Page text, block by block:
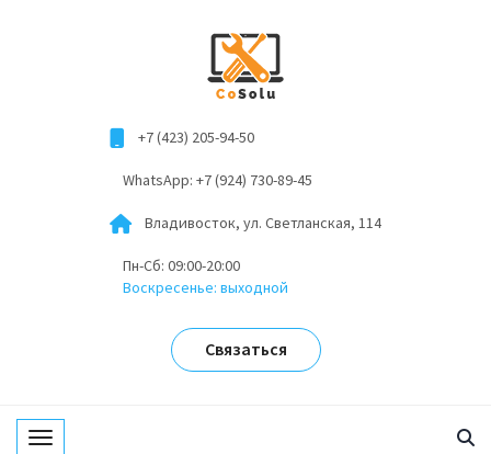
+7 (423) 205-94-50
WhatsApp: +7 (924) 730-89-45
Владивосток, ул. Светланская, 114
Пн-Сб: 09:00-20:00
Воскресенье: выходной
Связаться
Toggle navigation